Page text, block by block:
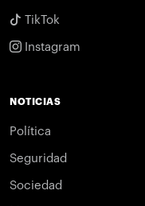
TikTok
Instagram
NOTICIAS
Política
Seguridad
Sociedad